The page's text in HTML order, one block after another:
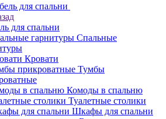
для спальни
для спальни
Спальные
Кровати
Тумбы
Комоды в спальню
Туалетные столики
Шкафы для спальни